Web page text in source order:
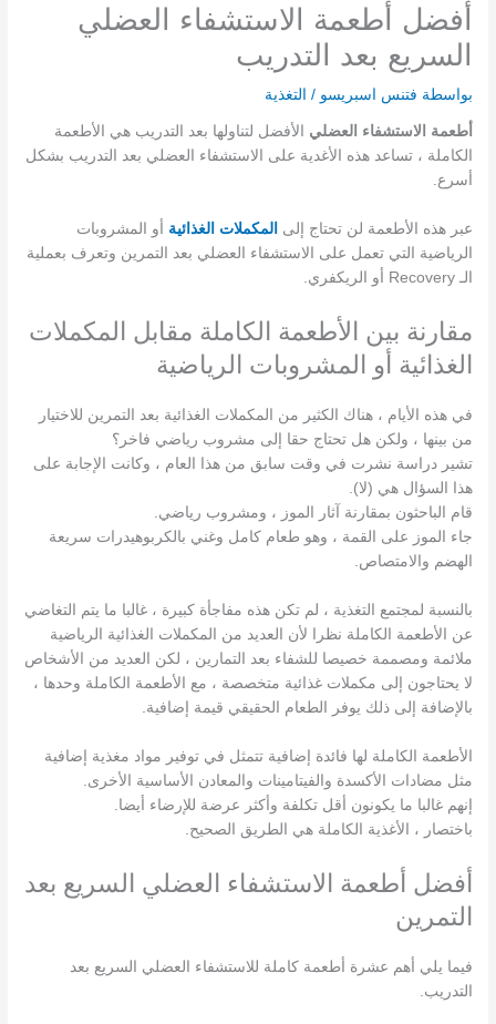
أفضل أطعمة الاستشفاء العضلي
السريع بعد التدريب
بواسطة فتنس اسبريسو/ التغذية
أطعمة الاستشفاء العضلي الأفضل لتناولها بعد التدريب هي الأطعمة
الكاملة ، تساعد هذه الأغدية على الاستشفاء العضلي بعد التدريب بشكل
أسرع.
عبر هذه الأطعمة لن تحتاج إلى المكملات الغذائية أو المشروبات
الرياضية التي تعمل على الاستشفاء العضلي بعد التمرين وتعرف بعملية
الـ Recovery أو الريكفري.
مقارنة بين الأطعمة الكاملة مقابل المكملات
الغذائية أو المشروبات الرياضية
في هذه الأيام ، هناك الكثير من المكملات الغذائية بعد التمرين للاختيار
من بينها ، ولكن هل تحتاج حقا إلى مشروب رياضي فاخر؟
تشير دراسة نشرت في وقت سابق من هذا العام ، وكانت الإجابة على
هذا السؤال هي (لا).
قام الباحثون بمقارنة آثار الموز ، ومشروب رياضي.
جاء الموز على القمة ، وهو طعام كامل وغني بالكربوهيدرات سريعة
الهضم والامتصاص.
بالنسبة لمجتمع التغذية ، لم تكن هذه مفاجأة كبيرة ، غالبا ما يتم التغاضي
عن الأطعمة الكاملة نظرا لأن العديد من المكملات الغذائية الرياضية
ملائمة ومصممة خصيصا للشفاء بعد التمارين ، لكن العديد من الأشخاص
لا يحتاجون إلى مكملات غذائية متخصصة ، مع الأطعمة الكاملة وحدها ،
بالإضافة إلى ذلك يوفر الطعام الحقيقي قيمة إضافية.
الأطعمة الكاملة لها فائدة إضافية تتمثل في توفير مواد مغذية إضافية
مثل مضادات الأكسدة والفيتامينات والمعادن الأساسية الأخرى.
إنهم غالبا ما يكونون أقل تكلفة وأكثر عرضة للإرضاء أيضا.
باختصار ، الأغذية الكاملة هي الطريق الصحيح.
أفضل أطعمة الاستشفاء العضلي السريع بعد
التمرين
فيما يلي أهم عشرة أطعمة كاملة للاستشفاء العضلي السريع بعد
التدريب.